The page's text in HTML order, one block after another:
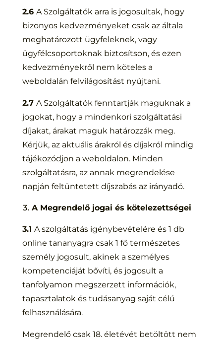
2.6 A Szolgáltatók arra is jogosultak, hogy
bizonyos kedvezményeket csak az általa
meghatározott ügyfeleknek, vagy
ügyfélcsoportoknak biztosítson, és ezen
kedvezményekről nem köteles a
weboldalán felvilágosítást nyújtani.
2.7 A Szolgáltatók fenntartják maguknak a
jogokat, hogy a mindenkori szolgáltatási
díjakat, árakat maguk határozzák meg.
Kérjük, az aktuális árakról és díjakról mindig
tájékozódjon a weboldalon. Minden
szolgáltatásra, az annak megrendelése
napján feltüntetett díjszabás az irányadó.
A Megrendelő jogai és kötelezettségei
3.1 A szolgáltatás igénybevételére és 1 db
online tananyagra csak 1 fő természetes
személy jogosult, akinek a személyes
kompetenciáját bővíti, és jogosult a
tanfolyamon megszerzett információk,
tapasztalatok és tudásanyag saját célú
felhasználására.
Megrendelő csak 18. életévét betöltött nem